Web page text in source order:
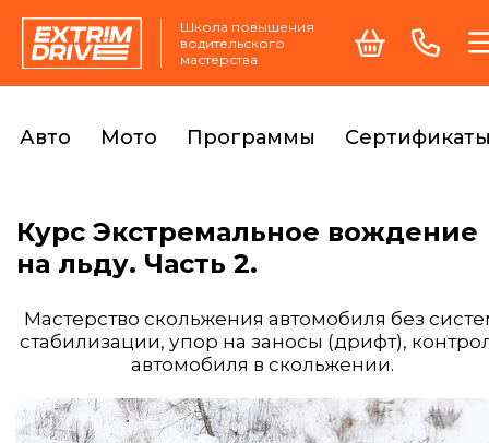
Школа повышения
водительского
мастерства
Авто Мото Программы
Курс Экстремальное вождение
на льду. Часть 2.
Мастерство скольжения автомобиля без
стабилизации, упор на заносы (дрифт),
автомобиля в скольжении.